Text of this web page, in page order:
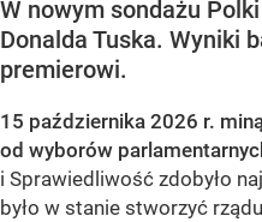
W nowym sondażu
Donalda Tuska. Wyniki
premierowi.
15 października 2026 r.
od wyborów
i Sprawiedliwość zdobyło
było w stanie stworzyć